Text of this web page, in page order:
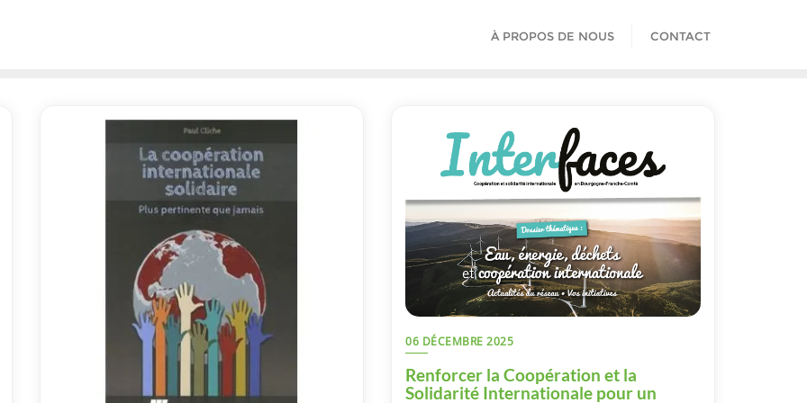
À PROPOS DE NOUS CONTACT
06 DÉCEMBRE 2025
Renforcer la Coopération et la
Solidarité Internationale pour un